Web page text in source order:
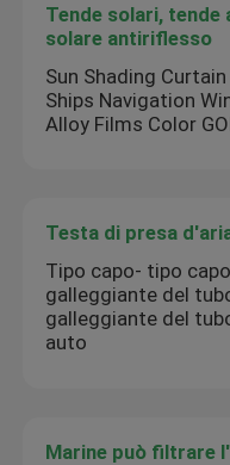
Tende solari, tende
solare antiriflesso
Sun Shading
Ships Navigation
Alloy Films Color
Testa di presa
Tipo capo- tipo
galleggiante del
galleggiante del
auto
Marine può filtrare